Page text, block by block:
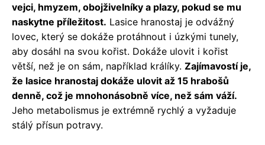
vejci, hmyzem, obojživelníky a plazy, pokud se mu
naskytne příležitost. Lasice hranostaj je odvážný
lovec, který se dokáže protáhnout i úzkými tunely,
aby dosáhl na svou kořist. Dokáže ulovit i kořist
větší, než je on sám, například králíky. Zajímavostí je,
že lasice hranostaj dokáže ulovit až 15 hrabošů
denně, což je mnohonásobně více, než sám váží.
Jeho metabolismus je extrémně rychlý a vyžaduje
stálý přísun potravy.